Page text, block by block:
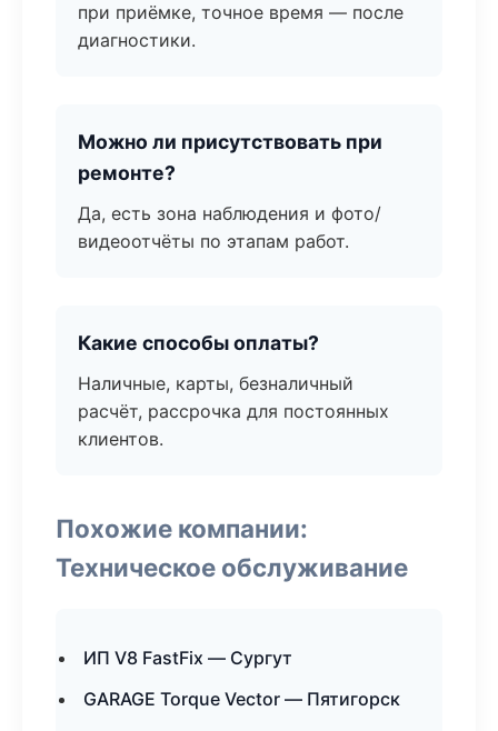
при приёмке, точное время — после
диагностики.
Можно ли присутствовать при
ремонте?
Да, есть зона наблюдения и фото/
видеоотчёты по этапам работ.
Какие способы оплаты?
Наличные, карты, безналичный
расчёт, рассрочка для постоянных
клиентов.
Похожие компании:
Техническое обслуживание
ИП V8 FastFix — Сургут
GARAGE Torque Vector — Пятигорск